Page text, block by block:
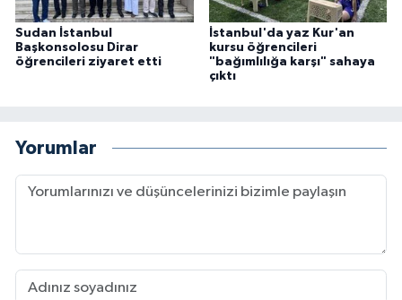
Sudan İstanbul
Başkonsolosu Dirar
öğrencileri ziyaret etti
İstanbul'da yaz Kur'an
kursu öğrencileri
"bağımlılığa karşı" sahaya
çıktı
Yorumlar
Şanlıurfa Müftülüğü
Şırnak Müftülüğü
Tokat Müftülüğü
Trabzon Müftülüğü
Uşak Müftülüğü